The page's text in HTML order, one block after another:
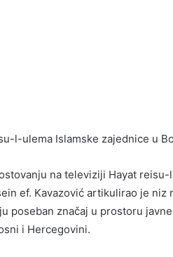
l-ulema Islamske zajednice u
na televiziji Hayat
ef. Kavazović artikulirao je
poseban značaj u prostoru
i Hercegovini.